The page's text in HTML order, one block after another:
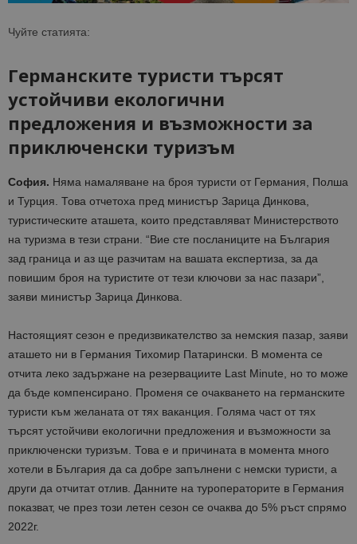
Чуйте статията:
Германските туристи търсят
устойчиви екологични
предложения и възможности за
приключенски туризъм
София. Няма намаляване на броя туристи от Германия, Полша
и Турция. Това отчетоха пред министър Зарица Динкова,
туристическите аташета, които представляват Министерството
на туризма в тези страни. “Вие сте посланиците на България
зад граница и аз ще разчитам на вашата експертиза, за да
повишим броя на туристите от тези ключови за нас пазари”,
заяви министър Зарица Динкова.
Настоящият сезон е предизвикателство за немския пазар, заяви
аташето ни в Германия Тихомир Патарински. В момента се
отчита леко задържане на резервациите Last Minute, но то може
да бъде компенсирано. Променя се очакването на германските
туристи към желаната от тях ваканция. Голяма част от тях
търсят устойчиви екологични предложения и възможности за
приключенски туризъм. Това е и причината в момента много
хотели в България да са добре запълнени с немски туристи, а
други да отчитат отлив. Данните на туроператорите в Германия
показват, че през този летен сезон се очаква до 5% ръст спрямо
2022г.